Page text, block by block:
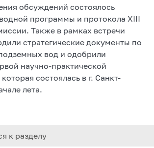
обсуждений состоялось
программы и протокола ХIII
Также в рамках встречи
стратегические документы по
вод и одобрили
научно-практической
состоялась в г. Санкт-
лета.
к разделу